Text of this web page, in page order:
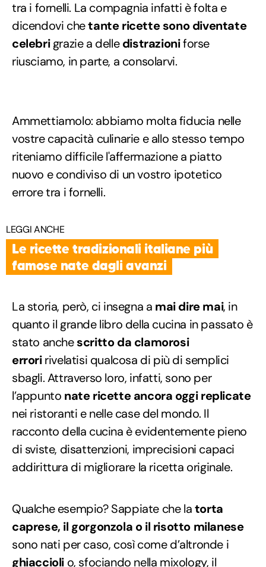
tra i fornelli. La compagnia infatti è folta e
dicendovi chetante ricette sono diventate
celebrigrazie a delledistrazioniforse
riusciamo, in parte, a consolarvi.
Ammettiamolo: abbiamo molta fiducia nelle
vostre capacità culinarie e allo stesso tempo
riteniamo difficile l'affermazione a piatto
nuovo e condiviso di un vostro ipotetico
errore tra i fornelli.
LEGGI ANCHE
Le ricette tradizionali italiane più
famose nate dagli avanzi
La storia, però, ci insegna a mai dire mai, in
quanto il grande libro della cucina in passato è
stato anchescritto da clamorosi
erroririvelatisi qualcosa di più di semplici
sbagli. Attraverso loro, infatti, sono per
l’appunto nate ricette ancora oggi replicate
nei ristoranti e nelle case del mondo. Il
racconto della cucina è evidentemente pieno
di sviste, disattenzioni, imprecisioni capaci
addirittura di migliorare la ricetta originale.
Qualche esempio? Sappiate che latorta
caprese, il gorgonzola o il risotto milanese
sono nati per caso, così come d’altronde i
ghiaccioli o, sfociando nella mixology, il